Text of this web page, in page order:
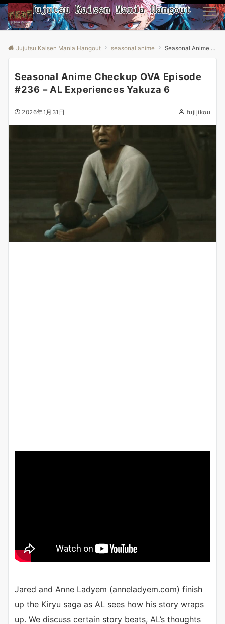
Menu
Jujutsu Kaisen Mania Hangout seasonal anime Seasonal Anime Checkup OVA Episode #236 – AL Experiences Yakuza 6
Seasonal Anime Checkup OVA Episode
#236 – AL Experiences Yakuza 6
2026年1月31日 fujijikou
Jared and Anne Ladyem (anneladyem.com) finish
up the Kiryu saga as AL sees how his story wraps
up. We discuss certain story beats, AL’s thoughts